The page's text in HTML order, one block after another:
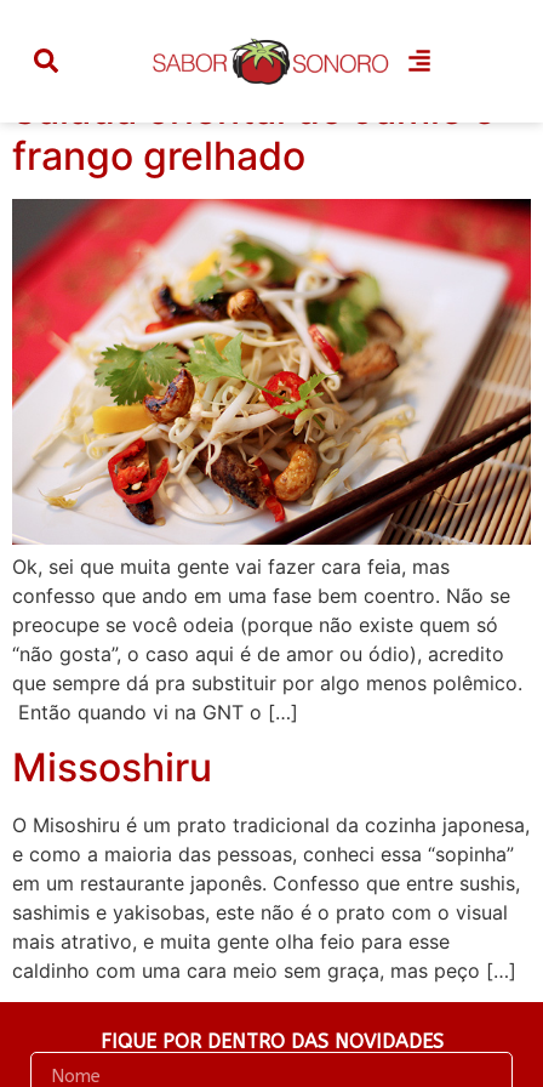
Categoria:oriental
Salada oriental do Jamie e
frango grelhado
Ok, sei que muita gente vai fazer cara feia, mas
confesso que ando em uma fase bem coentro. Não se
preocupe se você odeia (porque não existe quem só
“não gosta”, o caso aqui é de amor ou ódio), acredito
que sempre dá pra substituir por algo menos polêmico.
Então quando vi na GNT o […]
Missoshiru
O Misoshiru é um prato tradicional da cozinha japonesa,
e como a maioria das pessoas, conheci essa “sopinha”
em um restaurante japonês. Confesso que entre sushis,
sashimis e yakisobas, este não é o prato com o visual
mais atrativo, e muita gente olha feio para esse
caldinho com uma cara meio sem graça, mas peço […]
FIQUE POR DENTRO DAS NOVIDADES